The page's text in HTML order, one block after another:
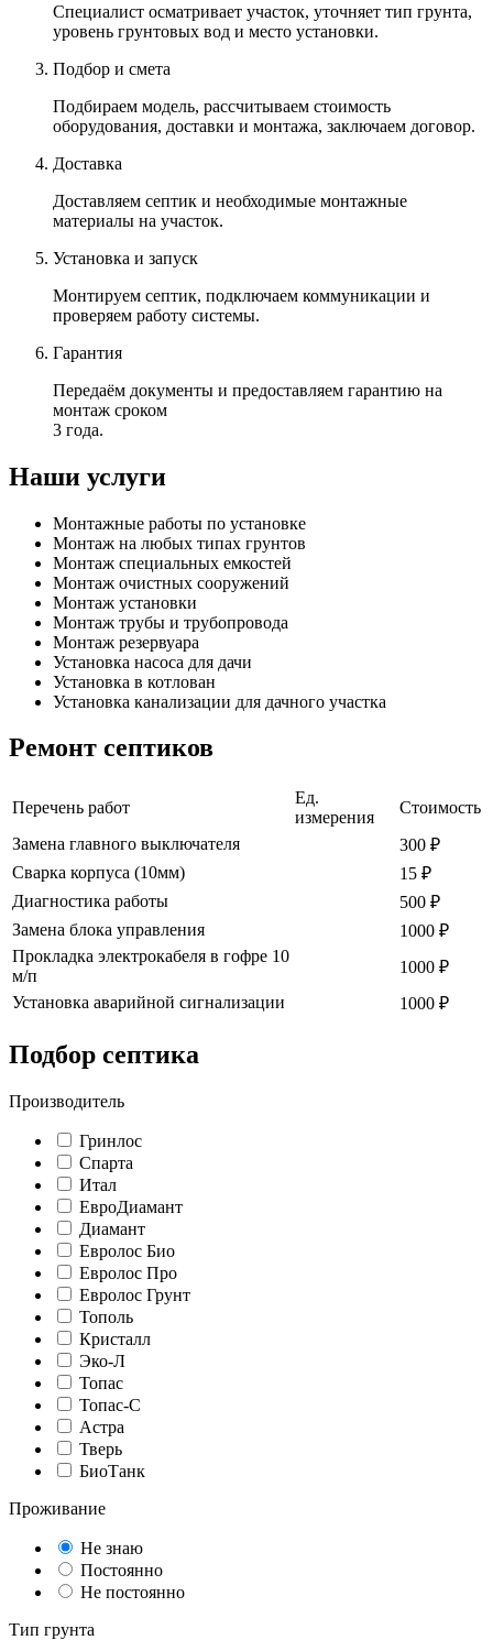
Специалист осматривает участок, уточняет тип грунта,
уровень грунтовых вод и место установки.
Подбор и смета
Подбираем модель, рассчитываем стоимость
оборудования, доставки и монтажа, заключаем договор.
Доставка
Доставляем септик и необходимые монтажные
материалы на участок.
Установка и запуск
Монтируем септик, подключаем коммуникации и
проверяем работу системы.
Гарантия
Передаём документы и предоставляем гарантию на
монтаж сроком
3 года.
Наши услуги
Монтажные работы по установке
Монтаж на любых типах грунтов
Монтаж специальных емкостей
Монтаж очистных сооружений
Монтаж установки
Монтаж трубы и трубопровода
Монтаж резервуара
Установка насоса для дачи
Установка в котлован
Установка канализации для дачного участка
Ремонт септиков
Перечень работ
Ед.
измерения
Стоимость
Замена главного выключателя
300 ₽
Сварка корпуса (10мм)
15 ₽
Диагностика работы
500 ₽
Замена блока управления
1000 ₽
Прокладка электрокабеля в гофре 10
м/п
1000 ₽
Установка аварийной сигнализации
1000 ₽
Подбор септика
Производитель
Гринлос
Спарта
Итал
ЕвроДиамант
Диамант
Евролос Био
Евролос Про
Евролос Грунт
Тополь
Кристалл
Эко-Л
Топас
Топас-С
Астра
Тверь
БиоТанк
Проживание
Не знаю
Постоянно
Не постоянно
Тип грунта